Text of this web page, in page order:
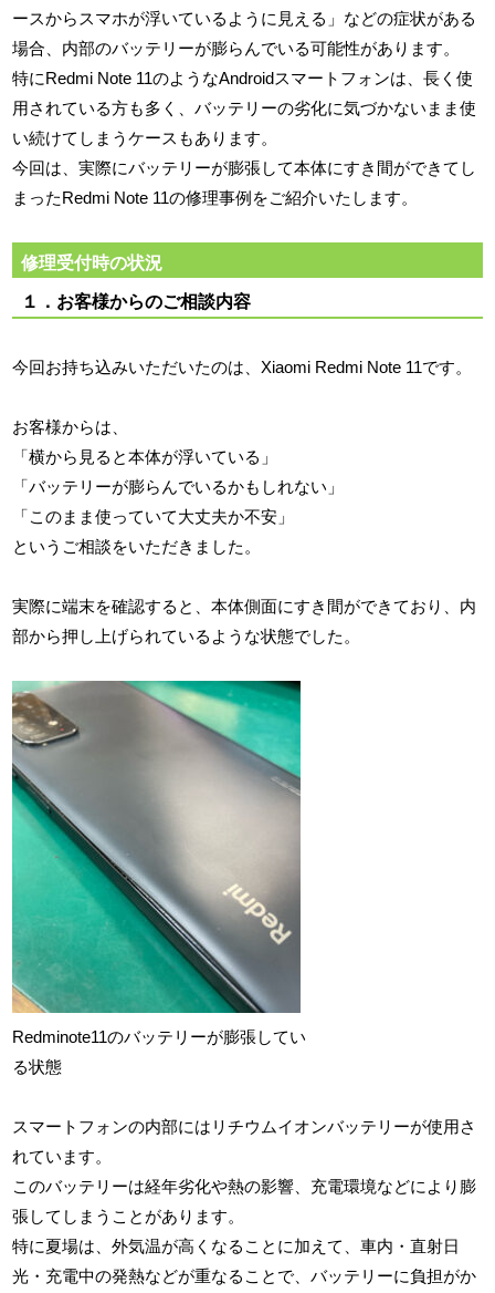
ースからスマホが浮いているように見える」などの症状がある
場合、内部のバッテリーが膨らんでいる可能性があります。
特にRedmi Note 11のようなAndroidスマートフォンは、長く使
用されている方も多く、バッテリーの劣化に気づかないまま使
い続けてしまうケースもあります。
今回は、実際にバッテリーが膨張して本体にすき間ができてし
まったRedmi Note 11の修理事例をご紹介いたします。
修理受付時の状況
１．お客様からのご相談内容
今回お持ち込みいただいたのは、Xiaomi Redmi Note 11です。
お客様からは、
「横から見ると本体が浮いている」
「バッテリーが膨らんでいるかもしれない」
「このまま使っていて大丈夫か不安」
というご相談をいただきました。
実際に端末を確認すると、本体側面にすき間ができており、内
部から押し上げられているような状態でした。
Redminote11のバッテリーが膨張してい
る状態
スマートフォンの内部にはリチウムイオンバッテリーが使用さ
れています。
このバッテリーは経年劣化や熱の影響、充電環境などにより膨
張してしまうことがあります。
特に夏場は、外気温が高くなることに加えて、車内・直射日
光・充電中の発熱などが重なることで、バッテリーに負担がか